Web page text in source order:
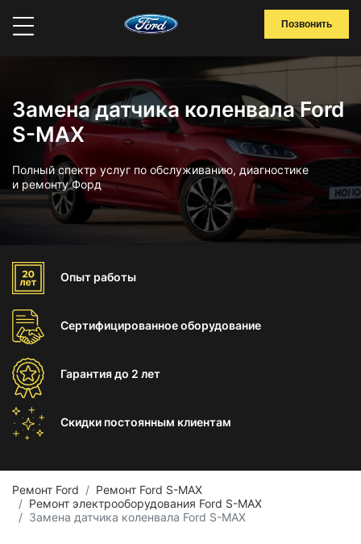
Позвонить
Замена датчика коленвала Ford
S-MAX
Полный спектр услуг по обслуживанию, диагностике
и ремонту Форд
Опыт работы
Сертифицированноеоборудование
Гарантиядо 2 лет
Скидки постоянным клиентам
Ремонт Ford
Ремонт Ford S-MAX
Ремонт электрооборудования Ford S-MAX
Замена датчика коленвала Ford S-MAX